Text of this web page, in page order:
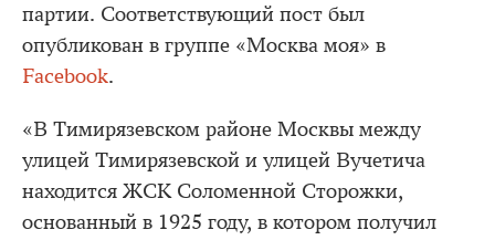
партии. Соответствующий пост был
опубликован в группе «Москва моя» в
Facebook.
«В Тимирязевском районе Москвы между
улицей Тимирязевской и улицей Вучетича
находится ЖСК Соломенной Сторожки,
основанный в 1925 году, в котором получил